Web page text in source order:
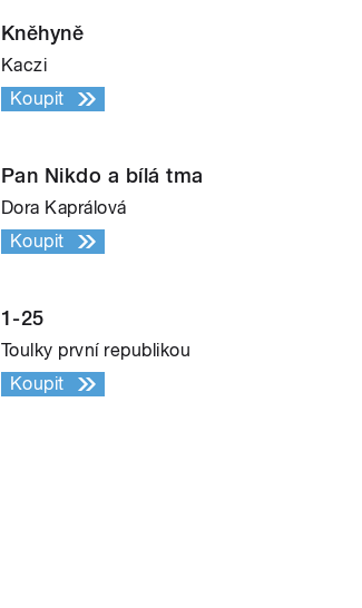
Kněhyně
Kaczi
Koupit
Pan Nikdo a bílá tma
Dora Kaprálová
Koupit
1-25
Toulky první republikou
Koupit